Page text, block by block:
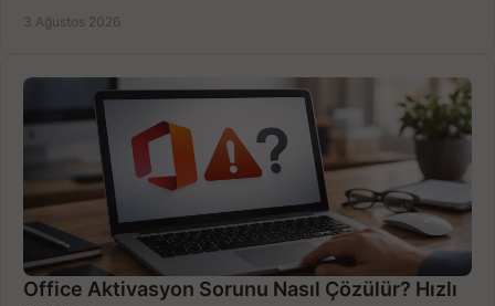
3 Ağustos 2026
Office Aktivasyon Sorunu Nasıl Çözülür? Hızlı